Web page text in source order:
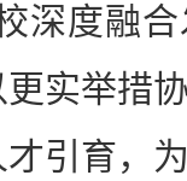
深度融
实举措
引育，